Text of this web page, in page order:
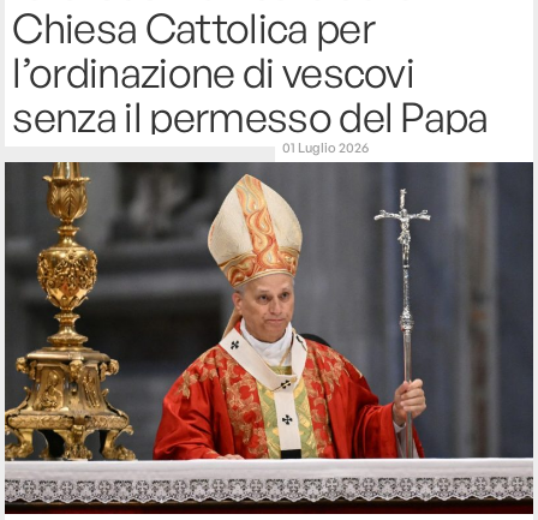
Chiesa Cattolica per
l’ordinazione di vescovi
senza il permesso del Papa
01 Luglio 2026